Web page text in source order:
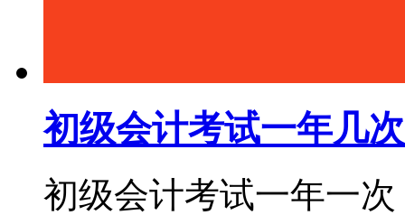
初级会计考试一年几
初级会计考试一年一